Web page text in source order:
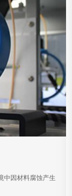
中因材料腐蚀产生